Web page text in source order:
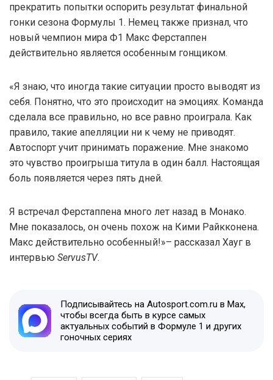
прекратить попытки оспорить результат финальной
гонки сезона Формулы 1. Немец также признал, что
новый чемпион мира Ф1 Макс Ферстаппен
действительно является особенным гонщиком.
«Я знаю, что иногда такие ситуации просто выводят из
себя. Понятно, что это происходит на эмоциях. Команда
сделала все правильно, но все равно проиграла. Как
правило, такие апелляции ни к чему не приводят.
Автоспорт учит принимать поражение. Мне знакомо
это чувство проигрыша титула в один балл. Настоящая
боль появляется через пять дней.
Я встречал Ферстаппена много лет назад в Монако.
Мне показалось, он очень похож на Кими Райкконена.
Макс действительно особенный!»– рассказал Хауг в
интервью ServusTV.
Подписывайтесь на Autosport.com.ru в Max,
чтобы всегда быть в курсе самых
актуальных событий в Формуле 1 и других
гоночных сериях